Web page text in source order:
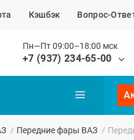
Кэшбэк Вопрос-
Пн—Пт 09:00–18:00 мск
+7 (937) 234-65-00
/ Передние фары ВАЗ /